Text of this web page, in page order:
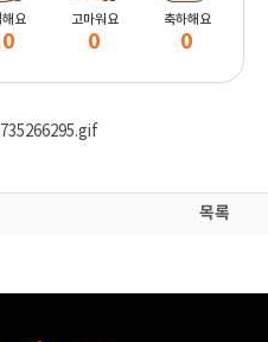
해요 고마워요
0
축하해요
0
목록